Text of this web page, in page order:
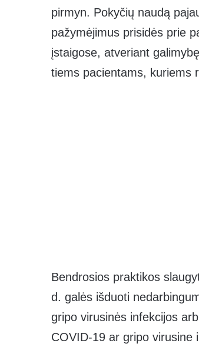
pirmyn. Pokyčių naudą
pažymėjimus prisidės prie
įstaigose, atveriant
tiems pacientams, kuriems
Bendrosios praktikos
d. galės išduoti
gripo virusinės infekcijos
COVID-19 ar gripo virusine